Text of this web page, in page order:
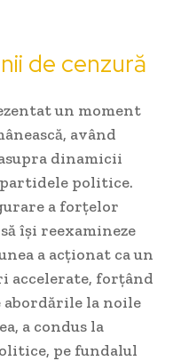
de cenzură
un moment
având
dinamicii
politice.
a forțelor
își reexamineze
a acționat ca un
accelerate, forțând
la noile
a condus la
pe fundalul